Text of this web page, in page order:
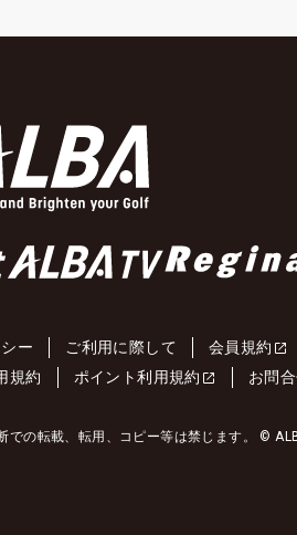
ー ご利用に際して 会員規約
規約 ポイント利用規約 お問
での転載、転用、コピー等は禁じます。 ©